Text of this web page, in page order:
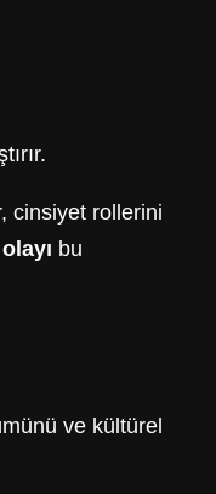
cinsiyet rollerini
bu
ve kültürel